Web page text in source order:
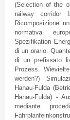
(Selection of the
railway
Ricomposizione
normativa
Spezifikation
di unorario.
di un prefissato
Prozess. Wievielte
werden?) -
Hanau-Fulda(
Hanau-Fulda) -
mediante